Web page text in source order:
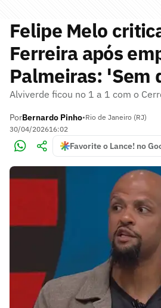
Felipe Melo
Ferreira após
Palmeiras: 'Sem
Alviverde ficou no 1 a 1 com o
PorBernardo Pinho•Rio de Janeiro (RJ)
30/04/202616:02
Favorite o Lance! no